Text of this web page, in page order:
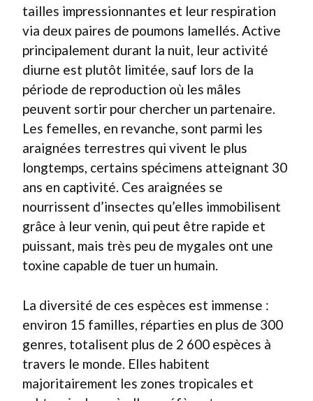
tailles impressionnantes et leur respiration
via deux paires de poumons lamellés. Active
principalement durant la nuit, leur activité
diurne est plutôt limitée, sauf lors de la
période de reproduction où les mâles
peuvent sortir pour chercher un partenaire.
Les femelles, en revanche, sont parmi les
araignées terrestres qui vivent le plus
longtemps, certains spécimens atteignant 30
ans en captivité. Ces araignées se
nourrissent d’insectes qu’elles immobilisent
grâce à leur venin, qui peut être rapide et
puissant, mais très peu de mygales ont une
toxine capable de tuer un humain.
La diversité de ces espèces est immense :
environ 15 familles, réparties en plus de 300
genres, totalisent plus de 2 600 espèces à
travers le monde. Elles habitent
majoritairement les zones tropicales et